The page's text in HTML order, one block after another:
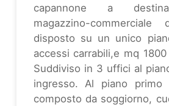
capannone a
magazzino-
disposto su un unico
accessi carrabili,e mq
Suddiviso in 3 uffici al
ingresso. Al piano primo
composto da soggiorno,